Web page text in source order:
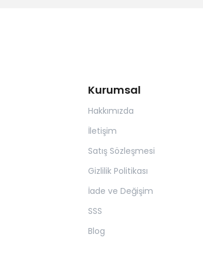
Kurumsal
Hakkımızda
İletişim
Satış Sözleşmesi
Gizlilik Politikası
İade ve Değişim
SSS
Blog